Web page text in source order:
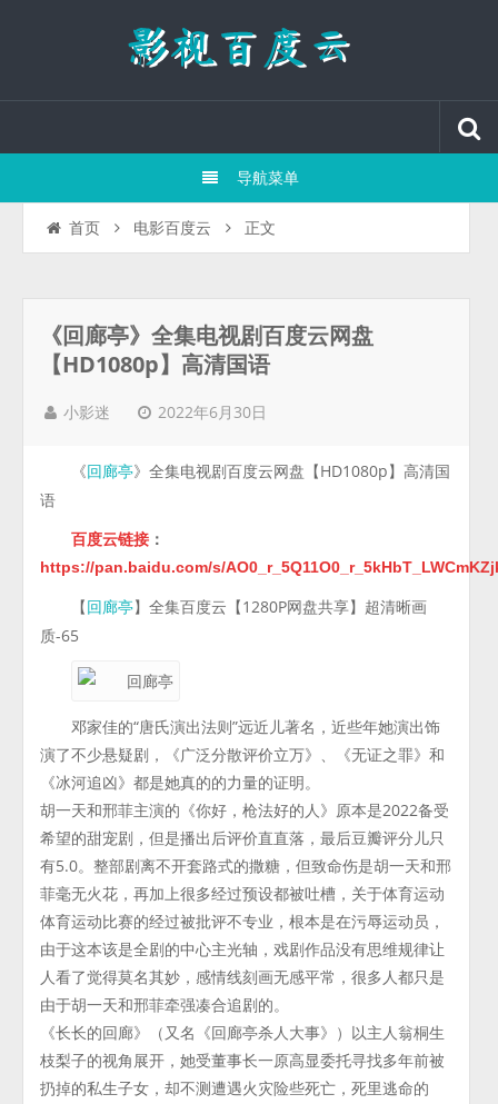
导航菜单
首页 电影百度云 正文
《回廊亭》全集电视剧百度云网盘
【HD1080p】高清国语
小影迷 2022年6月30日
《回廊亭》全集电视剧百度云网盘【HD1080p】高清国
语
百度云链接 ：
https://pan.baidu.com/s/
【回廊亭】全集百度云【1280P网盘共享】超清晰画
质-65
邓家佳的“唐氏演出法则”远近儿著名，近些年她演出饰
演了不少悬疑剧，《广泛分散评价立万》、《无证之罪》和
《冰河追凶》都是她真的的力量的证明。
胡一天和邢菲主演的《你好，枪法好的人》原本是2022备受
希望的甜宠剧，但是播出后评价直直落，最后豆瓣评分儿只
有5.0。整部剧离不开套路式的撒糖，但致命伤是胡一天和邢
菲毫无火花，再加上很多经过预设都被吐槽，关于体育运动
体育运动比赛的经过被批评不专业，根本是在污辱运动员，
由于这本该是全剧的中心主光轴，戏剧作品没有思维规律让
人看了觉得莫名其妙，感情线刻画无感平常，很多人都只是
由于胡一天和邢菲牵强凑合追剧的。
《长长的回廊》（又名《回廊亭杀人大事》）以主人翁桐生
枝梨子的视角展开，她受董事长一原高显委托寻找多年前被
扔掉的私生子女，却不测遭遇火灾险些死亡，死里逃命的